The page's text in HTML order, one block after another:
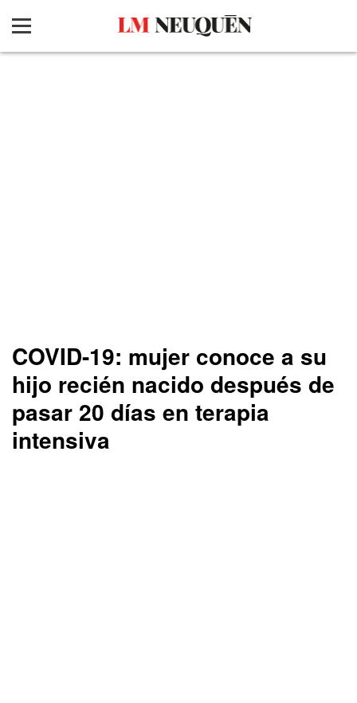
COVID-19: mujer conoce a su
hijo recién nacido después de
pasar 20 días en terapia
intensiva